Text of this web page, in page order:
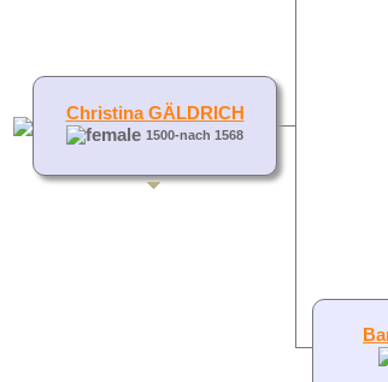
Christina GÄLDRICH
1500-nach 1568